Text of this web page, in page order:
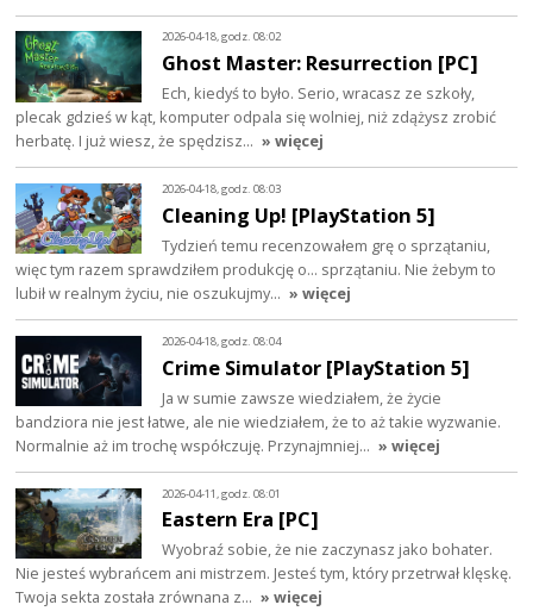
2026-04-18, godz. 08:02
Ghost Master: Resurrection [PC]
Ech, kiedyś to było. Serio, wracasz ze szkoły,
plecak gdzieś w kąt, komputer odpala się wolniej, niż zdążysz zrobić
herbatę. I już wiesz, że spędzisz… » więcej
2026-04-18, godz. 08:03
Cleaning Up! [PlayStation 5]
Tydzień temu recenzowałem grę o sprzątaniu,
więc tym razem sprawdziłem produkcję o... sprzątaniu. Nie żebym to
lubił w realnym życiu, nie oszukujmy… » więcej
2026-04-18, godz. 08:04
Crime Simulator [PlayStation 5]
Ja w sumie zawsze wiedziałem, że życie
bandziora nie jest łatwe, ale nie wiedziałem, że to aż takie wyzwanie.
Normalnie aż im trochę współczuję. Przynajmniej… » więcej
2026-04-11, godz. 08:01
Eastern Era [PC]
Wyobraź sobie, że nie zaczynasz jako bohater.
Nie jesteś wybrańcem ani mistrzem. Jesteś tym, który przetrwał klęskę.
Twoja sekta została zrównana z… » więcej